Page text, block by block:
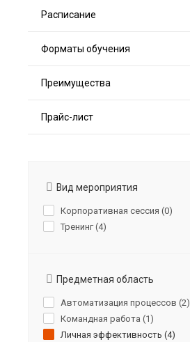
Расписание
Форматы обучения
Тренинги
Онлайн-консультации
Преимущества
Для топ-менеджеров
Прайс-лист
Вид мероприятия
Корпоративная сессия (0)
Тренинг (4)
Предметная область
Автоматизация процессов (2)
Командная работа (1)
Личная эффективность (4)